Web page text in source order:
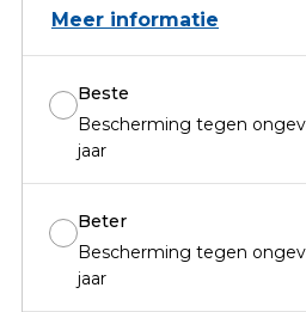
Meer informatie
Beste
Bescherming tegen
jaar
Beter
Bescherming tegen
jaar